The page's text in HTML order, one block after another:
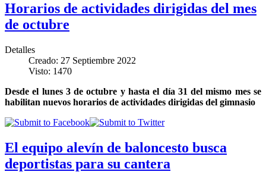
Horarios de actividades dirigidas del mes
de octubre
Detalles
Creado: 27 Septiembre 2022
Visto: 1470
Desde el lunes 3 de octubre y hasta el día 31 del mismo mes se
habilitan nuevos horarios de actividades dirigidas del gimnasio
El equipo alevín de baloncesto busca
deportistas para su cantera